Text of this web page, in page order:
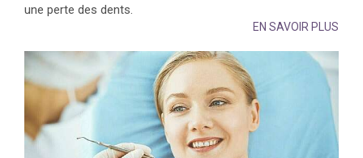
une perte des dents.
EN SAVOIR PLUS